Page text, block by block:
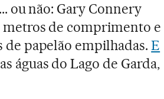
ou não: Gary Connery
metros de comprimento e
de papelão empilhadas.E
águas do Lago de Garda,